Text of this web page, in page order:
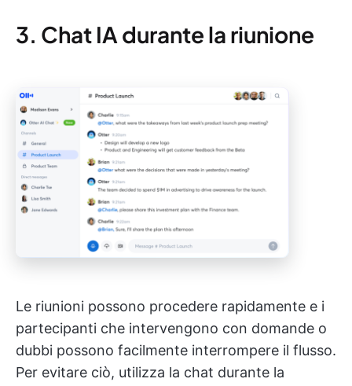
3. Chat IA durante la riunione
Le riunioni possono procedere rapidamente e i
partecipanti che intervengono con domande o
dubbi possono facilmente interrompere il flusso.
Per evitare ciò, utilizza la chat durante la